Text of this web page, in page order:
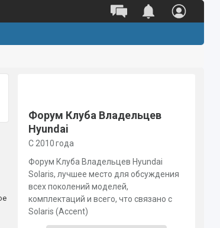
Форум Клуба Владельцев
Hyundai
С 2010 года
Форум Клуба Владельцев Hyundai
Solaris, лучшее место для обсуждения
всех поколений моделей,
комплектаций и всего, что связано с
Solaris (Accent)